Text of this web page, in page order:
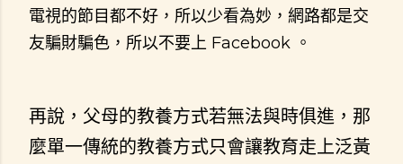
電視的節目都不好，所以少看為妙，網路都是交
友騙財騙色，所以不要上 Facebook 。
再說，父母的教養方式若無法與時俱進，那
麼單一傳統的教養方式只會讓教育走上泛黃